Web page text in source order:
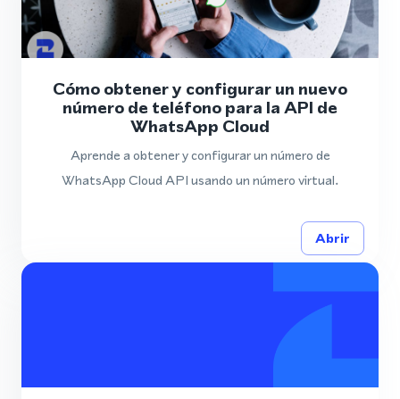
Cómo obtener y configurar un nuevo
número de teléfono para la API de
WhatsApp Cloud
Aprende a obtener y configurar un número de
WhatsApp Cloud API usando un número virtual.
Abrir